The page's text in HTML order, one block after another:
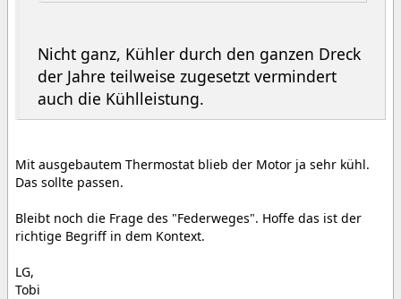
Nicht ganz, Kühler durch den ganzen Dreck
der Jahre teilweise zugesetzt vermindert
auch die Kühlleistung.
Mit ausgebautem Thermostat blieb der Motor ja sehr kühl.
Das sollte passen.
Bleibt noch die Frage des "Federweges". Hoffe das ist der
richtige Begriff in dem Kontext.
LG,
Tobi